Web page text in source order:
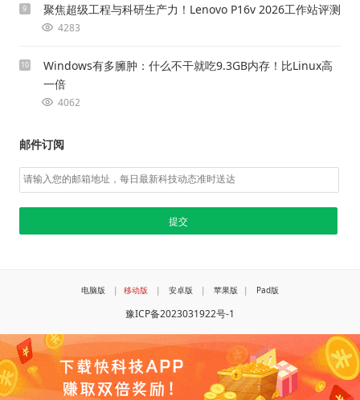
9 聚焦超级工程与科研生产力！Lenovo P16v 2026工作站评测
4283
10
Windows有多臃肿：什么不干就吃9.3GB内存！比Linux高
一倍
4062
邮件订阅
电脑版 | 移动版 | 安卓版 | 苹果版 | Pad版
豫ICP备2023031922号-1